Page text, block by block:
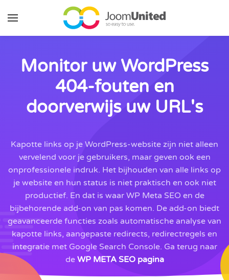
Ga naar de hoofdinhoud
Monitor uw WordPress
404-fouten en
doorverwijs uw URL's
Kapotte links op je WordPress-website zijn niet alleen
vervelend voor je gebruikers, maar geven ook een
onprofessionele indruk. Het bijhouden van alle links op
je website en hun status is niet praktisch en ook niet
productief. En dat is waar WP Meta SEO en de
bijbehorende add-on van pas komen. De add-on biedt
geavanceerde functies zoals automatische analyse van
kapotte links, aangepaste redirects, redirectregels en
integratie met Google Search Console. Ga terug naar
de WP META SEO pagina